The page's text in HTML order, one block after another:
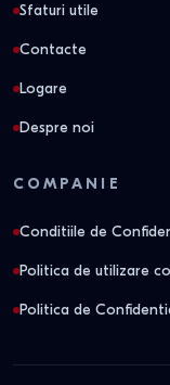
Sfaturi utile
Contacte
Logare
Despre noi
COMPANIE
Conditiile de
Politica de utilizare
Politica de